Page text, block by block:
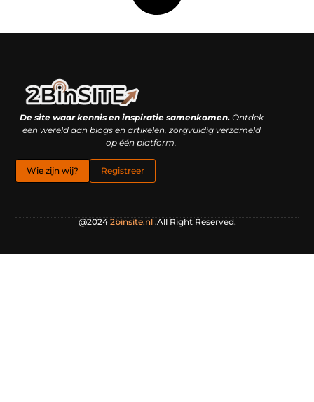
De site waar kennis en inspiratie samenkomen.Ontdek
een wereld aan blogs en artikelen, zorgvuldig verzameld
op één platform.
Wie zijn wij? Registreer
@2024 2binsite.nl.All Right Reserved.